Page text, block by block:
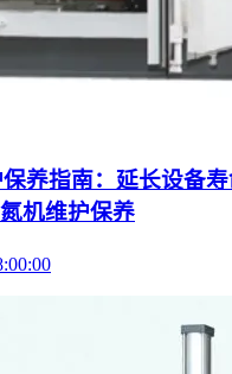
养指南：延长设备
机维护保养